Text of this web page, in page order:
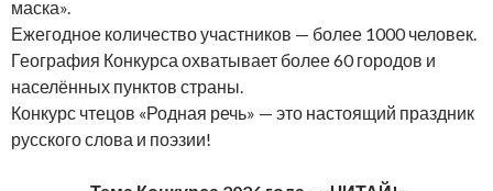
маска».
Ежегодное количество участников — более 1000 человек.
География Конкурса охватывает более 60 городов и
населённых пунктов страны.
Конкурс чтецов «Родная речь» — это настоящий праздник
русского слова и поэзии!